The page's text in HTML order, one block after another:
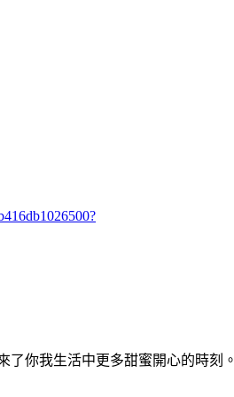
你我生活中更多甜蜜開心的時刻。